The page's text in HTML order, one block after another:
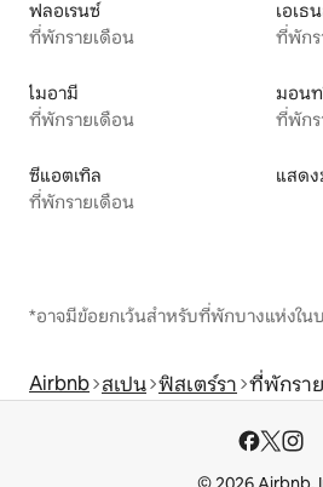
ฟลอเรนซ์
ที่พักรายเดือน
เอเธ
ที่พักร
ไมอามี
ที่พักรายเดือน
มอน
ที่พักร
ซีแอตเทิล
ที่พักรายเดือน
แสด
*อาจมีข้อยกเว้นสำหรับที่พักบางแห่งใ
Airbnb สเปน ฟิสเตร์รา ที่พักรา